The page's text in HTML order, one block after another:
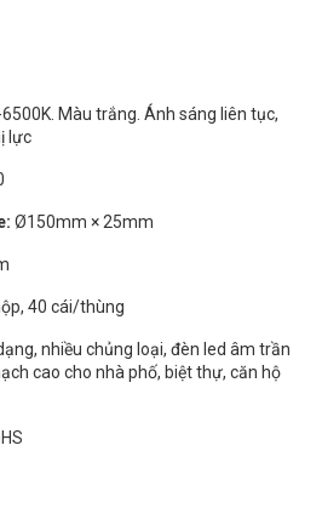
Màu trắng. Ánh sáng liên tục,
lực
Ø150mm × 25mm
40 cái/thùng
nhiều chủng loại, đèn led âm trần
cao cho nhà phố, biệt thự, căn hộ